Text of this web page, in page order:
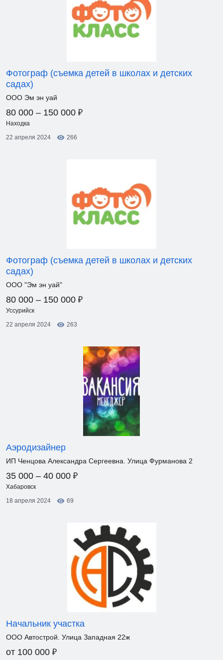
Фотограф (съемка детей в школах и детских
садах)
ООО Эм эн уай
80 000 – 150 000 ₽
Находка
22 апреля 2024
266
Фотограф (съемка детей в школах и детских
садах)
ООО "Эм эн уай"
80 000 – 150 000 ₽
Уссурийск
22 апреля 2024
263
Аэродизайнер
ИП Ченцова Александра Сергеевна. Улица Фурманова 2
35 000 – 40 000 ₽
Хабаровск
18 апреля 2024
69
Начальник участка
ООО Автострой. Улица Западная 22ж
от 100 000 ₽